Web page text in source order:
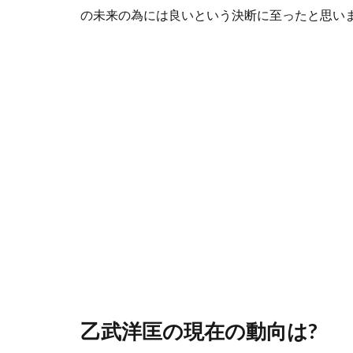
の未来の為には良いという決断に至ったと思い
乙武洋匡の現在の動向は?